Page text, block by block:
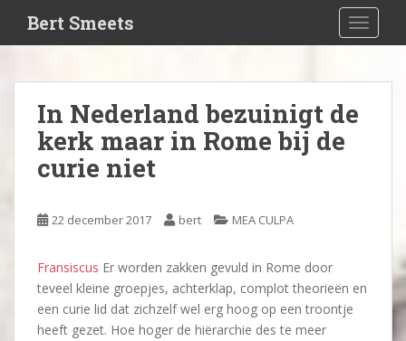
i
Bert Smeets
In Nederland bezuinigt de
kerk maar in Rome bij de
curie niet
22 december 2017 bert MEA CULPA
Fransiscus Er worden zakken gevuld in Rome door
teveel kleine groepjes, achterklap, complot theorieën en
een curie lid dat zichzelf wel erg hoog op een troontje
heeft gezet. Hoe hoger de hiërarchie des te meer